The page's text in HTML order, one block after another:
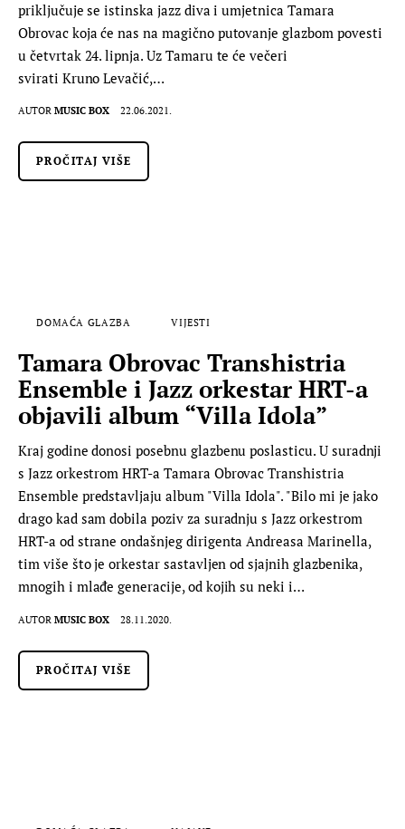
priključuje se istinska jazz diva i umjetnica Tamara
Obrovac koja će nas na magično putovanje glazbom povesti
u četvrtak 24. lipnja. Uz Tamaru te će večeri
svirati Kruno Levačić,…
AUTOR MUSIC BOX 22.06.2021.
PROČITAJ VIŠE
DOMAĆA GLAZBA VIJESTI
Tamara Obrovac Transhistria
Ensemble i Jazz orkestar HRT-a
objavili album “Villa Idola”
Kraj godine donosi posebnu glazbenu poslasticu. U suradnji
s Jazz orkestrom HRT-a Tamara Obrovac Transhistria
Ensemble predstavljaju album "Villa Idola". "Bilo mi je jako
drago kad sam dobila poziv za suradnju s Jazz orkestrom
HRT-a od strane ondašnjeg dirigenta Andreasa Marinella,
tim više što je orkestar sastavljen od sjajnih glazbenika,
mnogih i mlađe generacije, od kojih su neki i…
AUTOR MUSIC BOX 28.11.2020.
PROČITAJ VIŠE